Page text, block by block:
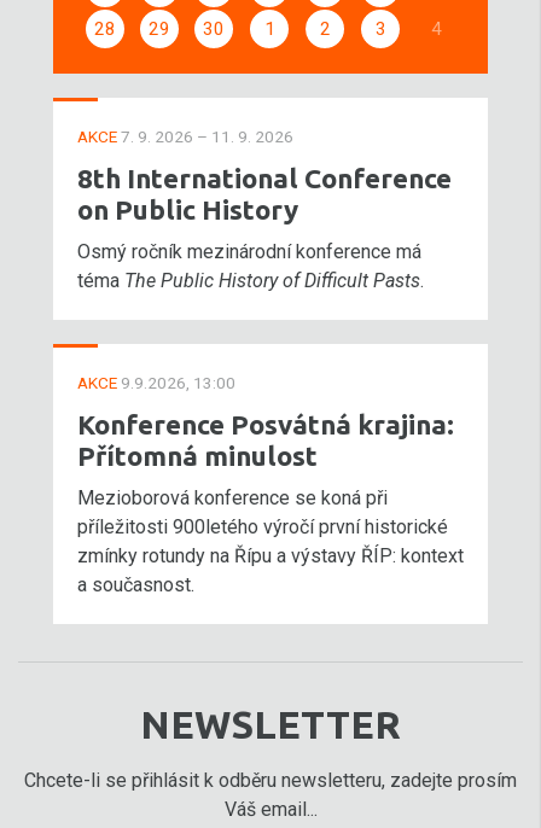
28
29 30 1 2 3 4
AKCE7. 9. 2026 – 11. 9. 2026
8th International Conference
on Public History
Osmý ročník mezinárodní konference má
téma The Public History of Difficult Pasts.
AKCE 9.9.2026, 13:00
Konference Posvátná krajina:
Přítomná minulost
Mezioborová konference se koná při
příležitosti 900letého výročí první historické
zmínky rotundy na Řípu a výstavy ŘÍP: kontext
a současnost.
NEWSLETTER
Chcete-li se přihlásit k odběru newsletteru, zadejte prosím
Váš email...